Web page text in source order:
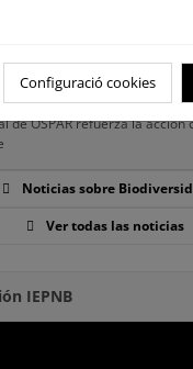
de OSPAR refuerza la
Noticias sobre
Ver todas las noticias
IEPNB
Configuració cookies